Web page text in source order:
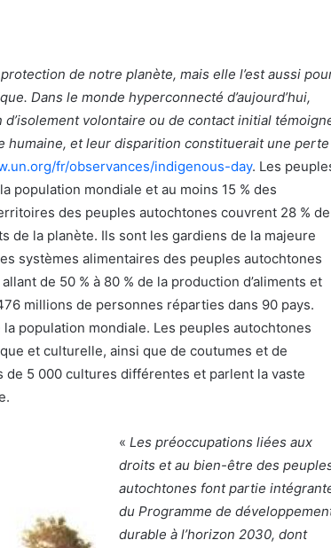
de notre planète, mais elle l’est aussi
Dans le monde hyperconnecté d’aujourd’hui,
volontaire ou de contact initial
humaine, et leur disparition constituerait une perte
fr/observances/indigenous-day. Les
population mondiale et au moins 15 % des
des peuples autochtones couvrent 28 % de
de la planète. Ils sont les gardiens de la majeure
systèmes alimentaires des peuples autochtones
de 50 % à 80 % de la production d’aliments et
millions de personnes réparties dans 90 pays.
population mondiale. Les peuples autochtones
et culturelle, ainsi que de coutumes et de
5 000 cultures différentes et parlent la vaste
«Les préoccupations liées aux
droits et au bien-être des
autochtones font partie
du Programme de
durable à l’horizon 2030, dont